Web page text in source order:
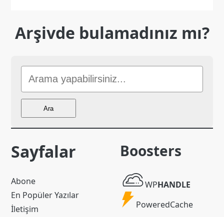
Arşivde bulamadınız mı?
Sitede
Ara
Ara
Sayfalar
Abone
En Popüler Yazılar
İletişim
Boosters
WP
Handle
WPHANDLE
Powered
PoweredCache